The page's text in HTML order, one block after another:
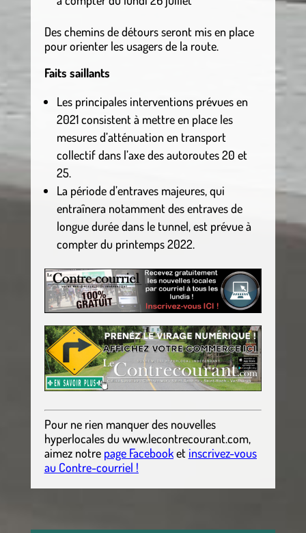
Des chemins de détours seront mis en place
pour orienter les usagers de la route.
Faits saillants
Les principales interventions prévues en
2021 consistent à mettre en place les
mesures d’atténuation en transport
collectif dans l’axe des autoroutes 20 et
25.
La période d’entraves majeures, qui
entraînera notamment des entraves de
longue durée dans le tunnel, est prévue à
compter du printemps 2022.
Pour ne rien manquer des nouvelles
hyperlocalesdu www.lecontrecourant.com,
aimez notre page Facebooket inscrivez-vous
au Contre-courriel !